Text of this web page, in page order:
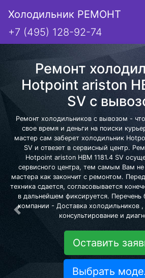
Холодильник РЕМОНТ
+7 (495) 128-92-74
Ремонт
Hotpoint ariston
SV с
Ремонт холодильников с вывозом -
свое время и деньги на поиски
мастер сам заберет холодильник
SV и отвезет в сервисный центр.
Hotpoint ariston HBM 1181.4 SV
сервисного центра, тем самым Вам
мастера как закончит с ремонтом.
техника сдается, согласовывается
в дальнейшем фиксируется. Перечень
компании - Доставка холодильников ,
консультирование и
Оставить
Выбрать
Предыдущая